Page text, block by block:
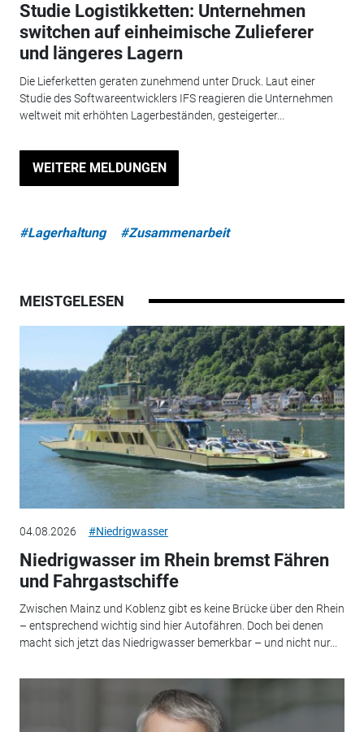
Studie Logistikketten: Unternehmen
switchen auf einheimische Zulieferer
und längeres Lagern
Die Lieferketten geraten zunehmend unter Druck. Laut einer
Studie des Softwareentwicklers IFS reagieren die Unternehmen
weltweit mit erhöhten Lagerbeständen, gesteigerter...
WEITERE MELDUNGEN
#Lagerhaltung #Zusammenarbeit
MEISTGELESEN
04.08.2026 #Niedrigwasser
Niedrigwasser im Rhein bremst Fähren
und Fahrgastschiffe
Zwischen Mainz und Koblenz gibt es keine Brücke über den Rhein
– entsprechend wichtig sind hier Autofähren. Doch bei denen
macht sich jetzt das Niedrigwasser bemerkbar – und nicht nur...